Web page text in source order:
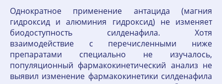
Однократное применение антацида (магния
гидроксид и алюминия гидроксид) не изменяет
биодоступность силденафила. Хотя
взаимодействие с перечисленными ниже
препаратами специально не изучалось,
популяционный фармакокинетический анализ не
выявил изменение фармакокинетики силденафила